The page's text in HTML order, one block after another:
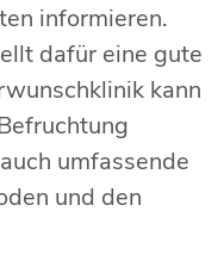
informieren.
dafür eine gute
kann
umfassende
und den